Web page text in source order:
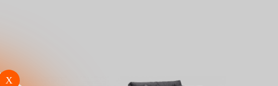
X